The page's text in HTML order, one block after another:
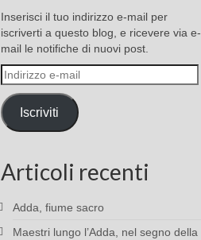
Inserisci il tuo indirizzo e-mail per
iscriverti a questo blog, e ricevere via e-
mail le notifiche di nuovi post.
Indirizzo
e-
mail
Iscriviti
Articoli recenti
Adda, fiume sacro
Maestri lungo l’Adda, nel segno della